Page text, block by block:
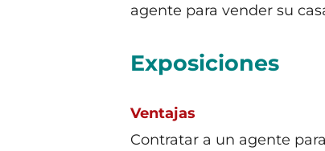
agente para vender su
Exposiciones
Ventajas
Contratar a un agente para